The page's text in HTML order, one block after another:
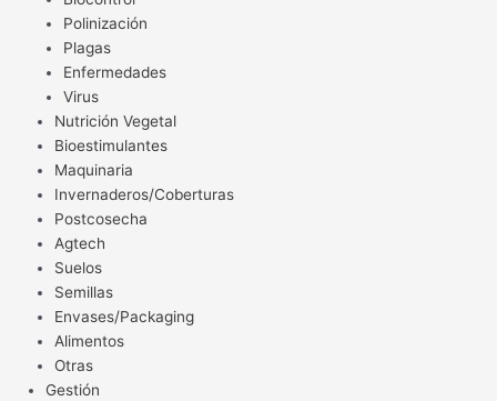
Polinización
Plagas
Enfermedades
Virus
Nutrición Vegetal
Bioestimulantes
Maquinaria
Invernaderos/Coberturas
Postcosecha
Agtech
Suelos
Semillas
Envases/Packaging
Alimentos
Otras
Gestión